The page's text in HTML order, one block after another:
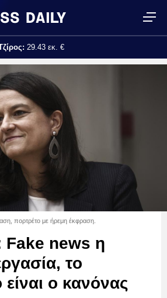
29.43 εκ. €
πορτρέτο με ήρεμη έκφραση.
Fake news η
το
ο κανόνας